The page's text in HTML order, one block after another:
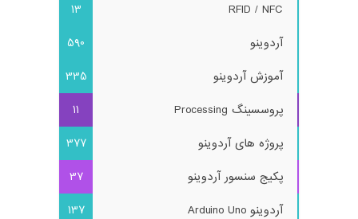
RFID / NFC
13
آردوینو
590
آموزش آردوینو
335
پروسسینگ Processing
11
پروژه های آردوینو
377
پکیج سنسور آردوینو
37
آردوینو Arduino Uno
137